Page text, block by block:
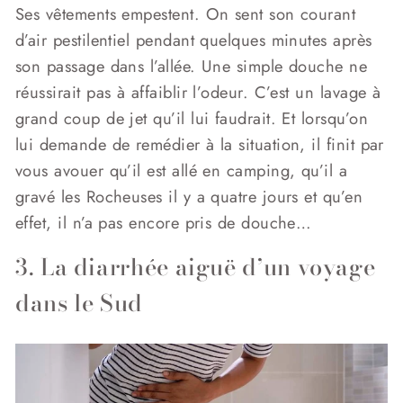
Ses vêtements empestent. On sent son courant
d’air pestilentiel pendant quelques minutes après
son passage dans l’allée. Une simple douche ne
réussirait pas à affaiblir l’odeur. C’est un lavage à
grand coup de jet qu’il lui faudrait. Et lorsqu’on
lui demande de remédier à la situation, il finit par
vous avouer qu’il est allé en camping, qu’il a
gravé les Rocheuses il y a quatre jours et qu’en
effet, il n’a pas encore pris de douche…
3. La diarrhée aiguë d’un voyage
dans le Sud